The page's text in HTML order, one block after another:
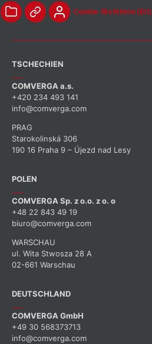
Cookie-Richtlinie (EU)
TSCHECHIEN
COMVERGA a.s.
+420 234 493 141
info@comverga.com
PRAG
Starokolinská 306
190 16 Praha 9 – Újezd nad Lesy
POLEN
COMVERGA Sp. z o.o. z o. o
+48 22 843 49 19
biuro@comverga.com
WARSCHAU
ul. Wita Stwosza 28 A
02-661 Warschau
DEUTSCHLAND
COMVERGA GmbH
+49 30 568373713
info@comverga.com